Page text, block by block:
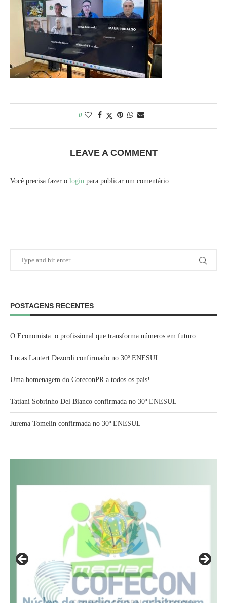
0
LEAVE A COMMENT
Você precisa fazer o login para publicar um comentário.
POSTAGENS RECENTES
O Economista: o profissional que transforma números em futuro
Lucas Lautert Dezordi confirmado no 30º ENESUL
Uma homenagem do CoreconPR a todos os pais!
Tatiani Sobrinho Del Bianco confirmada no 30º ENESUL
Jurema Tomelin confirmada no 30º ENESUL